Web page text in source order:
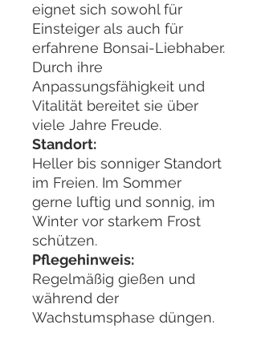
eignet sich sowohl für
Einsteiger als auch für
erfahrene Bonsai-Liebhaber.
Durch ihre
Anpassungsfähigkeit und
Vitalität bereitet sie über
viele Jahre Freude.
Standort:
Heller bis sonniger Standort
im Freien. Im Sommer
gerne luftig und sonnig, im
Winter vor starkem Frost
schützen.
Pflegehinweis:
Regelmäßig gießen und
während der
Wachstumsphase düngen.